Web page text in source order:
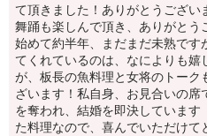
て頂きました！ありがとうござい
舞踊も楽しんで頂き、ありがとう
始めて約半年、まだまだ未熟です
てくれているのは、なによりも
が、板長の魚料理と女将のトーク
ざいます！私自身、お見合いの
を奪われ、結婚を即決しています
た料理なので、喜んでいただけ